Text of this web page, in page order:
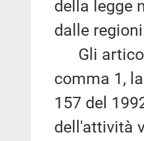
della legge
dalle
Gli articoli
comma 1,
157 del
dell'attività